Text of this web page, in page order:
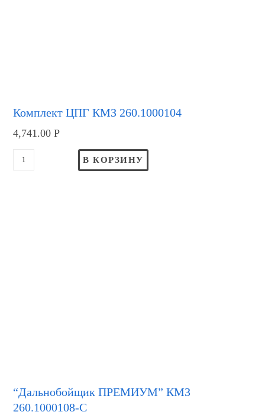
Комплект ЦПГ КМЗ 260.1000104
4,741.00Р
В КОРЗИНУ
“Дальнобойщик ПРЕМИУМ” КМЗ
260.1000108-С